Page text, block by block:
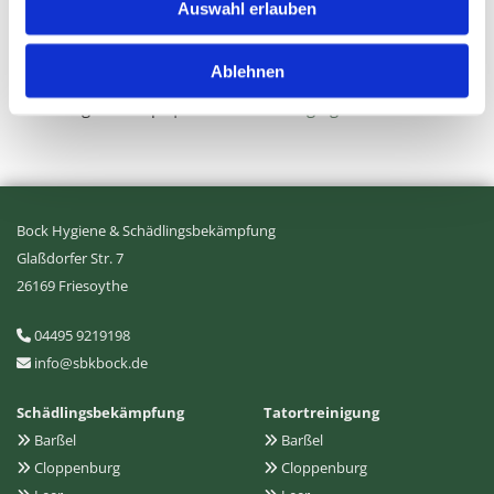
Auswahl erlauben
Ablehnen
Umsetzung
Homepage erstellen lassen
Bock Hygiene & Schädlingsbekämpfung
Glaßdorfer Str. 7
26169 Friesoythe
 04495 9219198
 info@sbkbock.de
Schädlingsbekämpfung
 Barßel
 Cloppenburg
Tatortreinigung
 Barßel
 Cloppenburg